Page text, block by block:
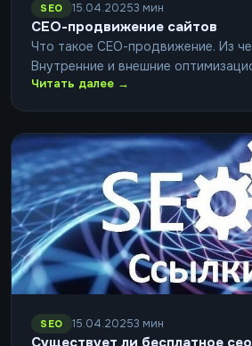
SEO 15.04.20253 мин
СЕО-продвижение сайтов
Что такое СЕО-продвижение. Из
Внутренние и внешние
Читать далее →
SEO 15.04.20253 мин
Существует ли бесплатное